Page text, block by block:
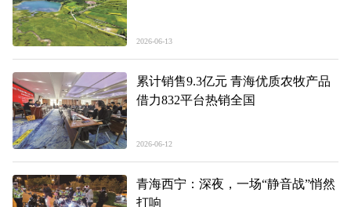
2026-06-13
累计销售9.3亿元 青海优质农牧产品
借力832平台热销全国
2026-06-12
青海西宁：深夜，一场“静音战”悄然
打响